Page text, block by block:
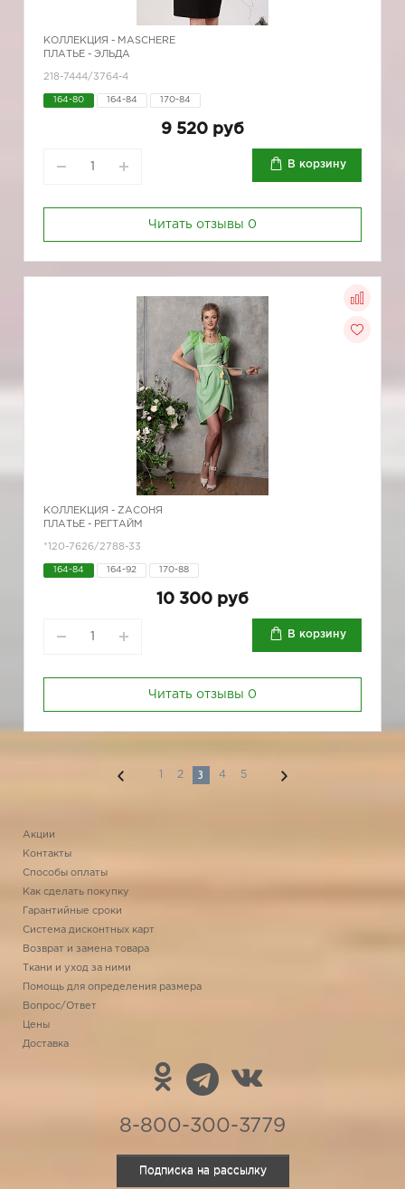
КОЛЛЕКЦИЯ - MASCHERE
ПЛАТЬЕ - ЭЛЬДА
218-7444/3764-4
164-80 164-84 170-84
9 520 руб
В корзину
Читать отзывы 0
КОЛЛЕКЦИЯ - ZAСОНЯ
ПЛАТЬЕ - РЕГТАЙМ
*120-7626/2788-33
164-84 164-92 170-88
10 300 руб
В корзину
Читать отзывы 0
1 2 3 4 5
Акции
Контакты
Способы оплаты
Как сделать покупку
Гарантийные сроки
Система дисконтных карт
Возврат и замена товара
Ткани и уход за ними
Помощь для определения размера
Вопрос/Ответ
Цены
Доставка
8-800-300-3779
Подписка на рассылку